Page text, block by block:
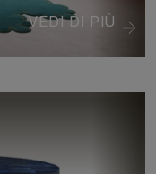
VEDI DI PIÙ